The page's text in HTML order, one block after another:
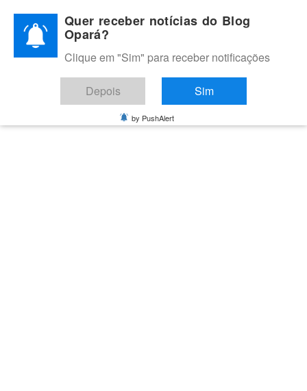
content
BLOG OPARÁ
Melhores notícias de Juazeiro, Petrolina e do Vale do São
Francisco
Quer receber notícias do Blog
Opará?
Clique em "Sim" para receber notificações
Depois Sim
by PushAlert